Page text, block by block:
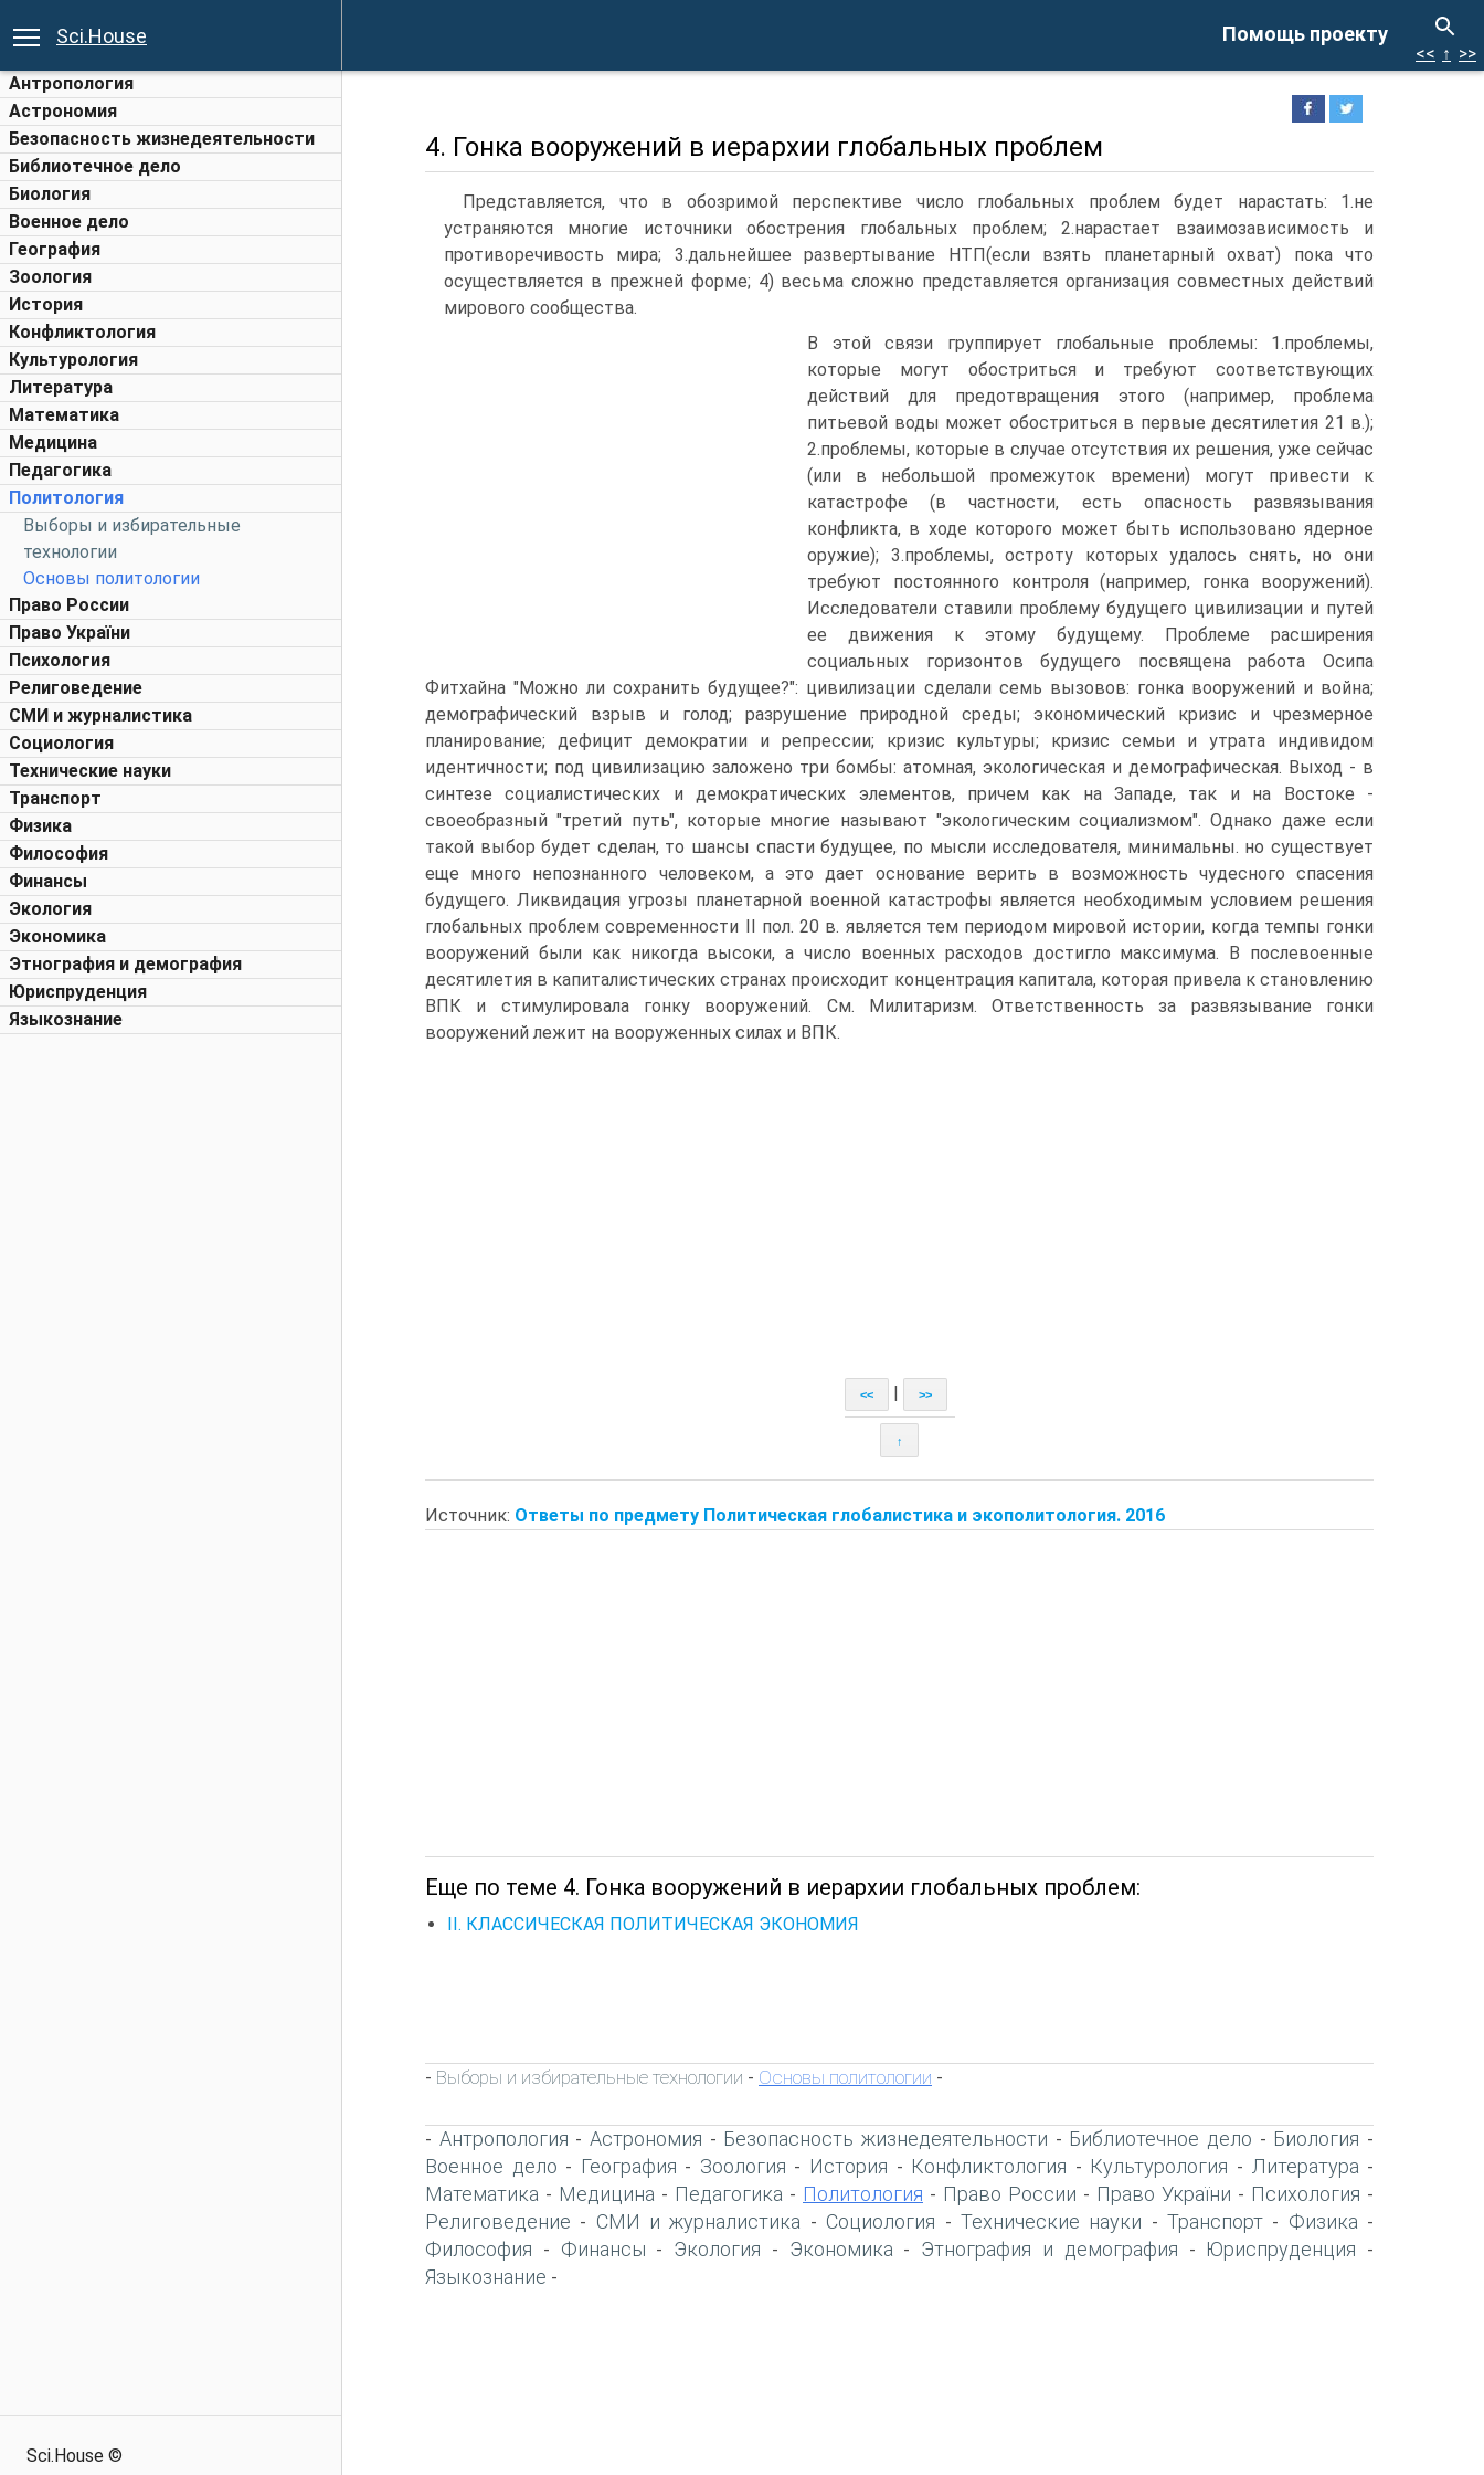
Помощь проекту
Sci.House
Антропология
Астрономия
Безопасность жизнедеятельности
Библиотечное дело
Биология
Военное дело
География
Зоология
История
Конфликтология
Культурология
Литература
Математика
Медицина
Педагогика
Политология
Выборы и избирательные
технологии
Основы политологии
Право России
Право України
Психология
Религоведение
СМИ и журналистика
Социология
Технические науки
Транспорт
Физика
Философия
Финансы
Экология
Экономика
Этнография и демография
Юриспруденция
Языкознание
Sci.House ©
<< ↑ >>
4. Гонка вооружений в иерархии глобальных проблем
Представляется, что в обозримой перспективе число глобальных проблем будет нарастать: 1.не
устраняются многие источники обострения глобальных проблем; 2.нарастает взаимозависимость и
противоречивость мира; 3.дальнейшее развертывание НТП(если взять планетарный охват) пока что
осуществляется в прежней форме; 4) весьма сложно представляется организация совместных действий
мирового сообщества.
В этой связи группирует глобальные проблемы: 1.проблемы,
которые могут обостриться и требуют соответствующих
действий для предотвращения этого (например, проблема
питьевой воды может обостриться в первые десятилетия 21 в.);
2.проблемы, которые в случае отсутствия их решения, уже сейчас
(или в небольшой промежуток времени) могут привести к
катастрофе (в частности, есть опасность развязывания
конфликта, в ходе которого может быть использовано ядерное
оружие); 3.проблемы, остроту которых удалось снять, но они
требуют постоянного контроля (например, гонка вооружений).
Исследователи ставили проблему будущего цивилизации и путей
ее движения к этому будущему. Проблеме расширения
социальных горизонтов будущего посвящена работа Осипа
Фитхайна "Можно ли сохранить будущее?": цивилизации сделали семь вызовов: гонка вооружений и война;
демографический взрыв и голод; разрушение природной среды; экономический кризис и чрезмерное
планирование; дефицит демократии и репрессии; кризис культуры; кризис семьи и утрата индивидом
идентичности; под цивилизацию заложено три бомбы: атомная, экологическая и демографическая. Выход - в
синтезе социалистических и демократических элементов, причем как на Западе, так и на Востоке -
своеобразный "третий путь", которые многие называют "экологическим социализмом". Однако даже если
такой выбор будет сделан, то шансы спасти будущее, по мысли исследователя, минимальны. но существует
еще много непознанного человеком, а это дает основание верить в возможность чудесного спасения
будущего. Ликвидация угрозы планетарной военной катастрофы является необходимым условием решения
глобальных проблем современности II пол. 20 в. является тем периодом мировой истории, когда темпы гонки
вооружений были как никогда высоки, а число военных расходов достигло максимума. В послевоенные
десятилетия в капиталистических странах происходит концентрация капитала, которая привела к становлению
ВПК и стимулировала гонку вооружений. См. Милитаризм. Ответственность за развязывание гонки
вооружений лежит на вооруженных силах и ВПК.
<< >>
↑
Источник: Ответы по предмету Политическая глобалистика и экополитология. 2016
Еще по теме 4. Гонка вооружений в иерархии глобальных проблем:
II. КЛАССИЧЕСКАЯ ПОЛИТИЧЕСКАЯ ЭКОНОМИЯ
- Выборы и избирательные технологии - Основы политологии -
- Антропология -Астрономия - Безопасность жизнедеятельности - Библиотечное дело - Биология -
Военное дело - География - Зоология - История - Конфликтология - Культурология - Литература -
Математика - Медицина - Педагогика - Политология - Право России - Право України - Психология -
Религоведение - СМИ и журналистика - Социология - Технические науки - Транспорт- Физика -
Философия - Финансы - Экология - Экономика - Этнография и демография - Юриспруденция -
Языкознание -